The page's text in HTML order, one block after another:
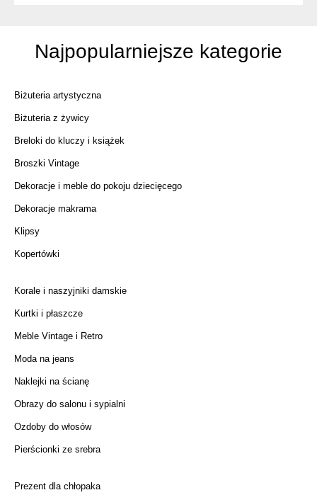
Najpopularniejsze kategorie
Biżuteria artystyczna
Biżuteria z żywicy
Breloki do kluczy i książek
Broszki Vintage
Dekoracje i meble do pokoju dziecięcego
Dekoracje makrama
Klipsy
Kopertówki
Korale i naszyjniki damskie
Kurtki i płaszcze
Meble Vintage i Retro
Moda na jeans
Naklejki na ścianę
Obrazy do salonu i sypialni
Ozdoby do włosów
Pierścionki ze srebra
Prezent dla chłopaka